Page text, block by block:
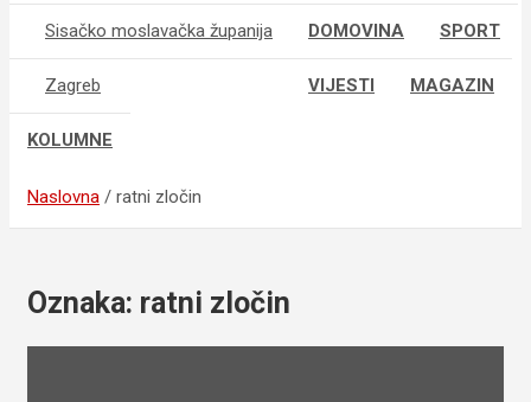
Sisačko moslavačka županija
Zagreb
DOMOVINA SPORT
VIJESTI MAGAZIN
KOLUMNE
Naslovna ratni zločin
Oznaka: ratni zločin